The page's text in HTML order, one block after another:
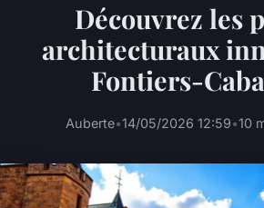
Découvrez les
architecturaux
Fontiers-
Auberte•14/05/2026 12:59•10